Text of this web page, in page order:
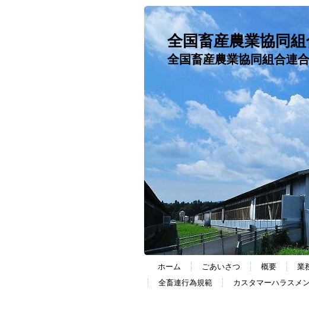
全国畜産農業協同
全国畜産農業協同組合連
ホーム ごあいさつ 概要 業
全畜連行為規範
カスタマーハラスメ